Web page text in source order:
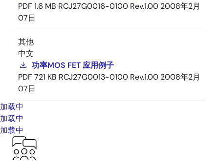
PDF 1.6 MB RCJ27G0016-0100 Rev.1.00 2008年2月
07日
其他
中文
功率MOS FET 应用例子
PDF 721 KB RCJ27G0013-0100 Rev.1.00 2008年2月
07日
加载中
加载中
加载中